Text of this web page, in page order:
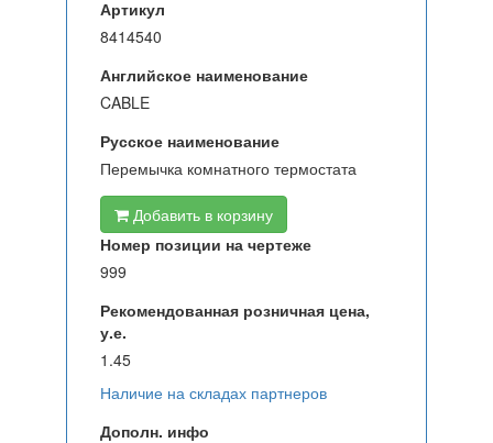
Артикул
8414540
Английское наименование
CABLE
Русское наименование
Перемычка комнатного термостата
Добавить в корзину
Номер позиции на чертеже
999
Рекомендованная розничная цена,
у.е.
1.45
Наличие на складах партнеров
Дополн. инфо